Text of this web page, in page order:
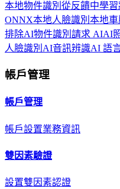
本地物件識別 從反饋中學習
ONNX本地人臉識別 本地車
排除AI物件識別 請求 AIAI
人臉識別 AI音訊辨識AI 語
帳戶管理
帳戶管理
帳戶設置業務資訊
雙因素驗證
設置雙因素認證